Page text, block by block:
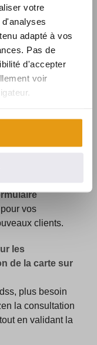
votre
adapté à vos
Pas de
d'accepter
voir
que vous
et personnalisez
même l’ordre
autorise un
vos
clients.
les
de la carte sur
plus besoin
la consultation
en validant la